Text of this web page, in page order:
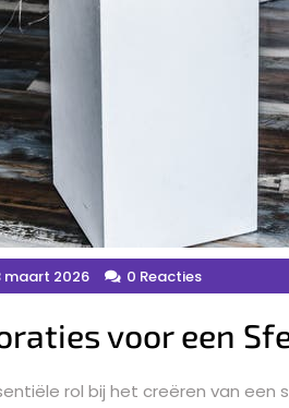
maart 2026 0 Reacties
voor een
rol bij het creëren van een